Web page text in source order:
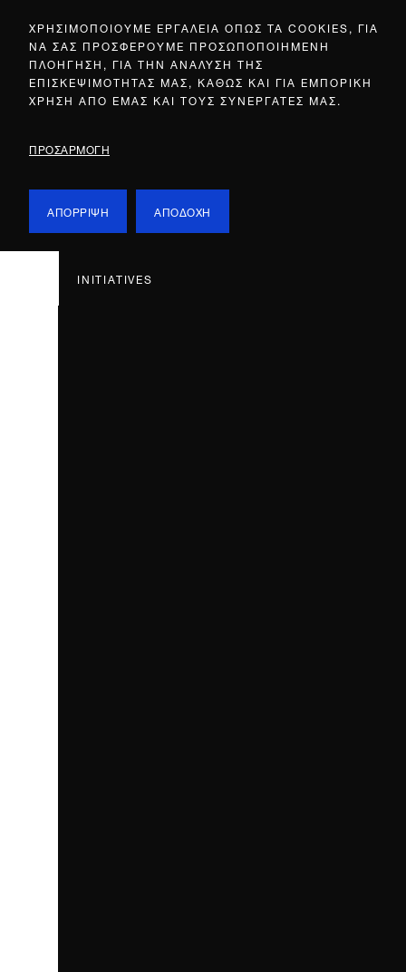
ΧΡΗΣΙΜΟΠΟΙΟΥΜΕ ΕΡΓΑΛΕΙΑ ΟΠΩΣ ΤΑ COOKIES, ΓΙΑ
ΝΑ ΣΑΣ ΠΡΟΣΦΕΡΟΥΜΕ ΠΡΟΣΩΠΟΠΟΙΗΜΕΝΗ
ΠΛΟΗΓΗΣΗ, ΓΙΑ ΤΗΝ ΑΝΑΛΥΣΗ ΤΗΣ
ΕΠΙΣΚΕΨΙΜΟΤΗΤΑΣ ΜΑΣ, ΚΑΘΩΣ ΚΑΙ ΓΙΑ ΕΜΠΟΡΙΚΗ
ΧΡΗΣΗ ΑΠΟ ΕΜΑΣ ΚΑΙ ΤΟΥΣ ΣΥΝΕΡΓΑΤΕΣ ΜΑΣ.
ΠΡΟΣΑΡΜΟΓΗ
ΑΠΟΡΡΙΨΗ ΑΠΟΔΟΧΗ
INITIATIVES